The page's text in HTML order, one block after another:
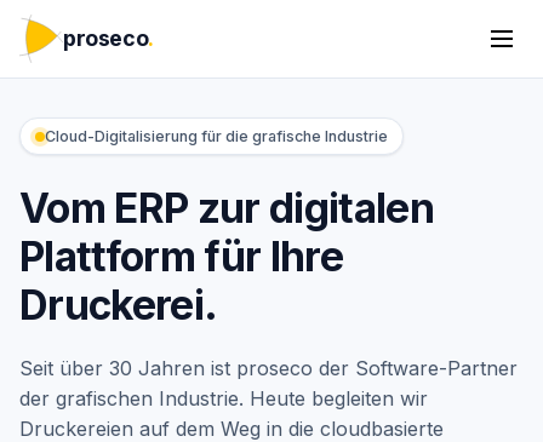
proseco.
Cloud-Digitalisierung für die grafische Industrie
Vom ERP zur digitalen
Plattform für Ihre
Druckerei.
Seit über 30 Jahren ist proseco der Software-Partner
der grafischen Industrie. Heute begleiten wir
Druckereien auf dem Weg in die cloudbasierte